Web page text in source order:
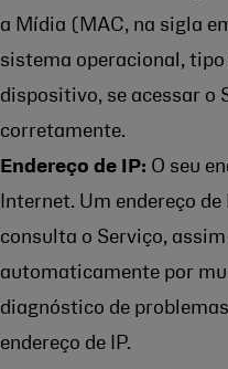
a Mídia (MAC, na sigla
sistema operacional,
dispositivo, se acessar o
corretamente.
Endereço de IP: O seu
Internet. Um endereço
consulta o Serviço,
automaticamente por
diagnóstico de
endereço de IP.